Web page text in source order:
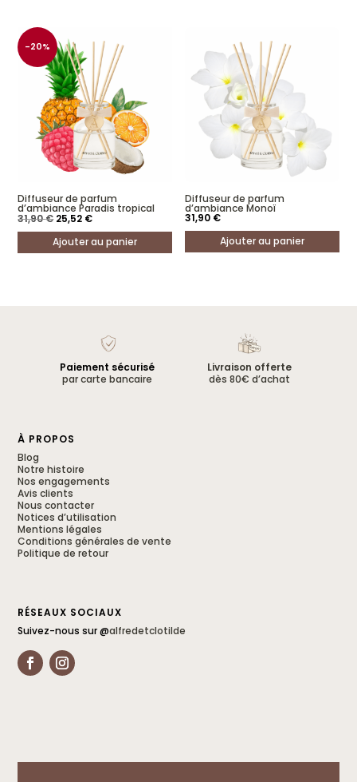
-20%
Diffuseur de parfum
d’ambiance Paradis tropical
31,90€ Le
prix
initial
était :
31,90 €.
25,52 €Le
actuel
est :
25,52 €.
Ajouter au panier
Diffuseur de parfum
d’ambiance Monoï
31,90 €
Ajouter au panier
Paiement sécurisé
par carte bancaire
Livraison offerte
dès 80€ d’achat
À PROPOS
Blog
Notre histoire
Nos engagements
Avis clients
Nous contacter
Notices d’utilisation
Mentions légales
Conditions générales de vente
Politique de retour
RÉSEAUX SOCIAUX
Suivez-nous sur @alfredetclotilde